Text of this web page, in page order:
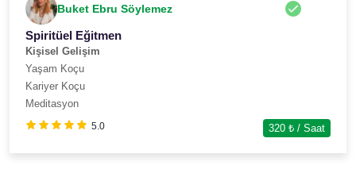
Buket Ebru Söylemez
Spiritüel Eğitmen
Kişisel Gelişim
Yaşam Koçu
Kariyer Koçu
Meditasyon
5.0 320 ₺ / Saat